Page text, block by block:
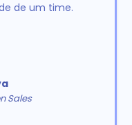
de um time.
Sales